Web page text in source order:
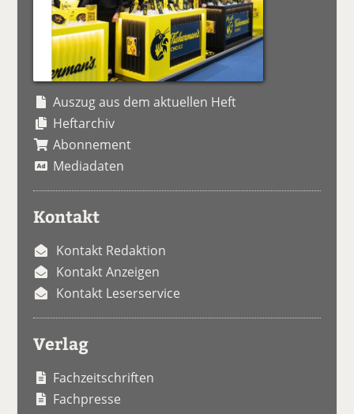
Auszug aus dem aktuellen Heft
Heftarchiv
Abonnement
Mediadaten
Kontakt
Kontakt Redaktion
Kontakt Anzeigen
Kontakt Leserservice
Verlag
Fachzeitschriften
Fachpresse